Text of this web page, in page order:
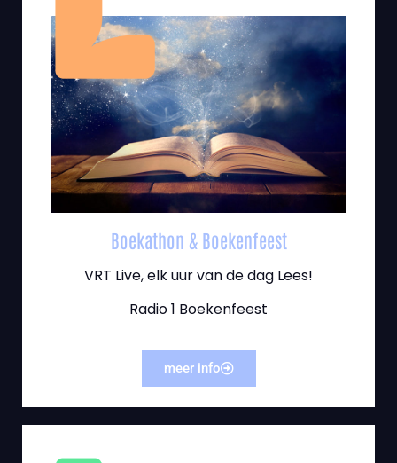
Boekathon & Boekenfeest
VRT Live, elk uur van de dag Lees!
Radio 1 Boekenfeest
meer info